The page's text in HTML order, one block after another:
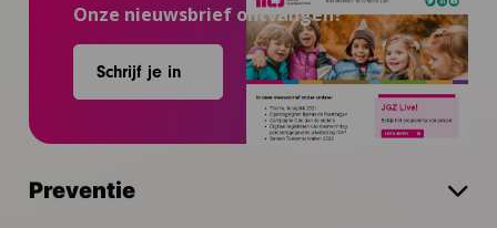
Onze nieuwsbrief ontvangen?
Schrijf je in
Preventie